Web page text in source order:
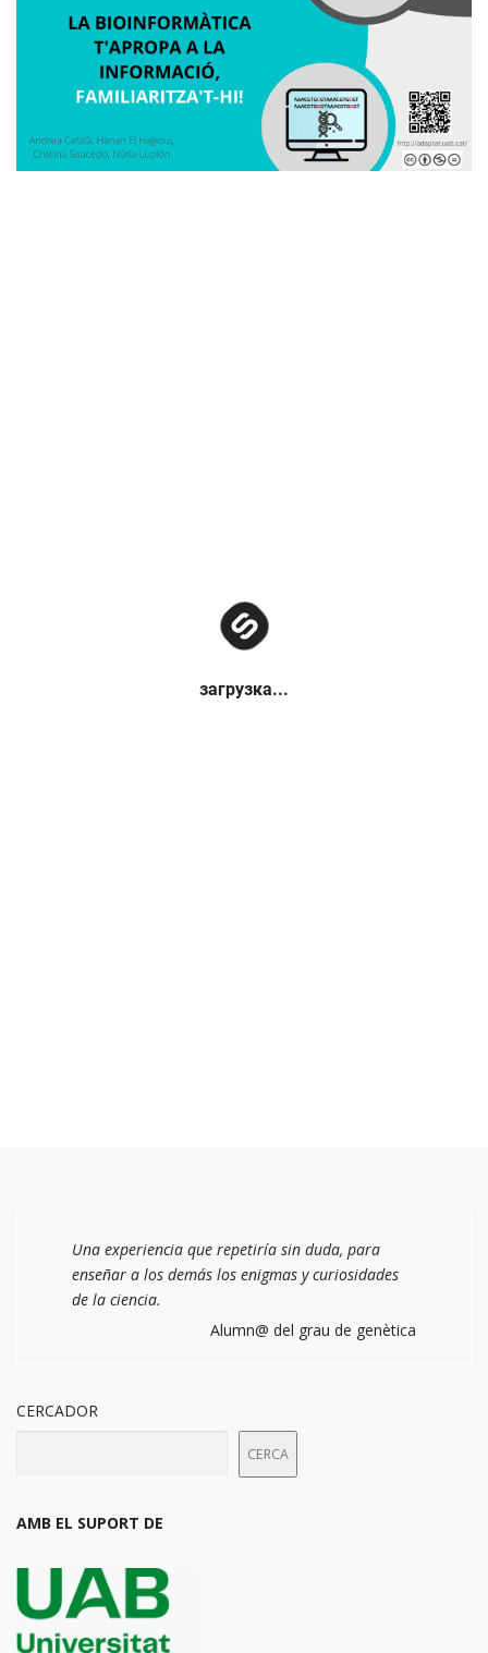
Una experiencia que repetiría sin duda, para
enseñar a los demás los enigmas y curiosidades
de la ciencia.
Alumn@ del grau de genètica
CERCADOR
CERCA
AMB EL SUPORT DE